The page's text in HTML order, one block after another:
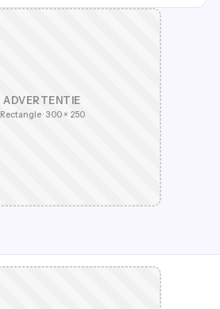
ADVERTENTIE
Rectangle · 300 × 250